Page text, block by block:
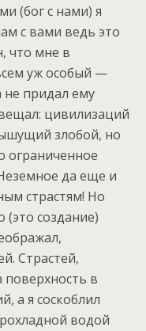
(бог с нами) я
с вами ведь это
что мне в
уж особый —
не придал ему
цивилизаций
злобой, но
ограниченное
да еще и
страстям! Но
(это создание)
Страстей,
в
а я соскоблил
водой